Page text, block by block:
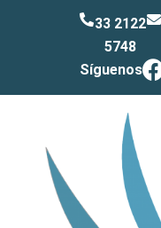
33 2122
5748
Síguenos